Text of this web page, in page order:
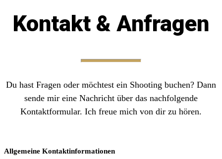
Kontakt & Anfragen
Du hast Fragen oder möchtest ein Shooting buchen? Dann
sende mir eine Nachricht über das nachfolgende
Kontaktformular. Ich freue mich von dir zu hören.
Allgemeine Kontaktinformationen